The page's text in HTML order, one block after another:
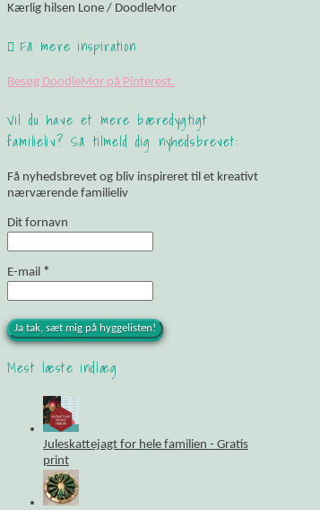
Kærlig hilsen Lone / DoodleMor
Få mere inspiration
Besøg DoodleMor på Pinterest.
Vil du have et mere bæredygtigt
familieliv? Så tilmeld dig nyhedsbrevet:
Få nyhedsbrevet og bliv inspireret til et kreativt
nærværende familieliv
Dit fornavn
E-mail *
Mest læste indlæg
Juleskattejagt for hele familien - Gratis
print